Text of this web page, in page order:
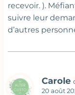
recevoir. ).
suivre leur
d’autres
Carole
20 août